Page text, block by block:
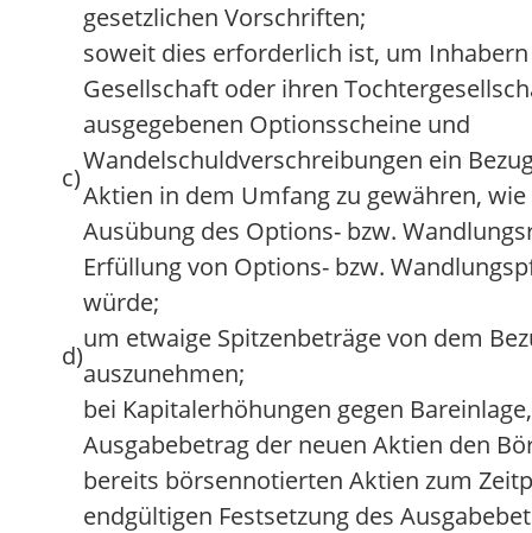
gesetzlichen Vorschriften;
c)
soweit dies erforderlich ist, um
Gesellschaft oder ihren
ausgegebenen Optionsscheine und
Wandelschuldverschreibungen ein
Aktien in dem Umfang zu gewähren,
Ausübung des Options- bzw.
Erfüllung von Options- bzw.
würde;
d)
um etwaige Spitzenbeträge von dem
auszunehmen;
bei Kapitalerhöhungen gegen
Ausgabebetrag der neuen Aktien den
bereits börsennotierten Aktien zum
endgültigen Festsetzung des